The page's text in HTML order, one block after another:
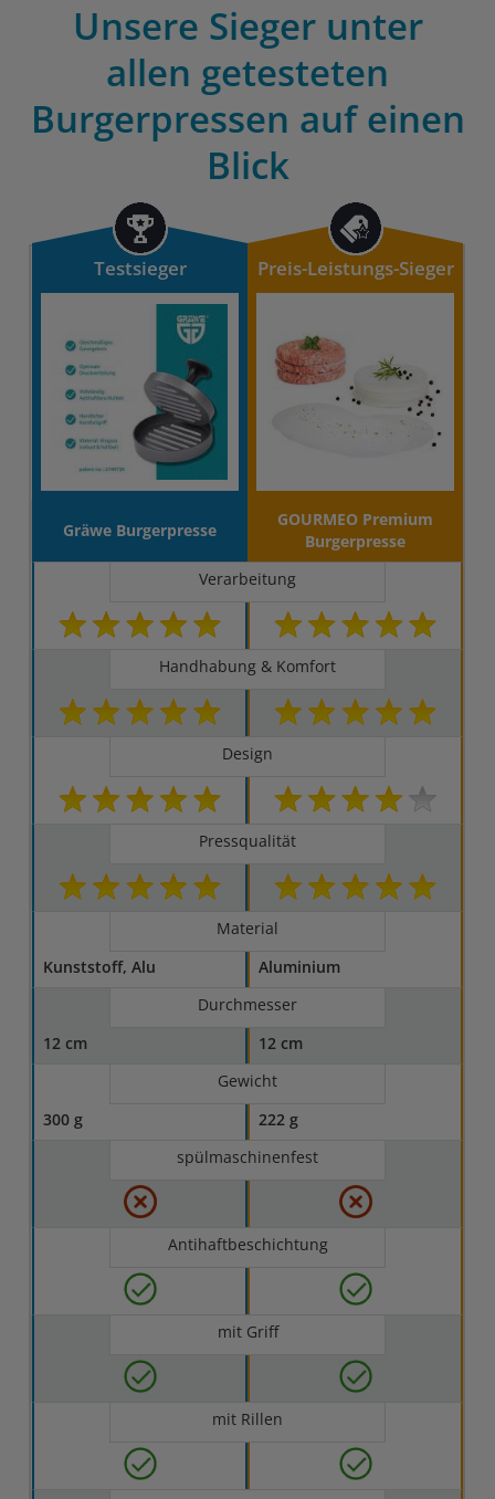
Unsere Sieger unter
allen getesteten
Burgerpressen auf einen
Blick
Testsieger Preis-Leistungs-Sieger
Gräwe Burgerpresse
GOURMEO Premium
Burgerpresse
Verarbeitung
Handhabung & Komfort
Design
Pressqualität
Material
Kunststoff, Alu
Aluminium
Durchmesser
12 cm
12 cm
Gewicht
300 g
222 g
spülmaschinenfest
Antihaftbeschichtung
mit Griff
mit Rillen